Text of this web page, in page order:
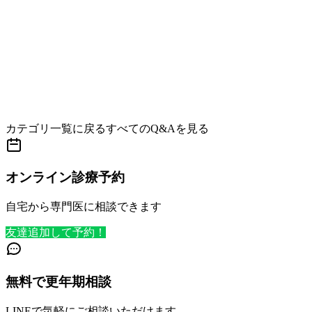
カテゴリ一覧に戻るすべてのQ&Aを見る
オンライン診療予約
自宅から専門医に相談できます
友達追加して予約！
無料で更年期相談